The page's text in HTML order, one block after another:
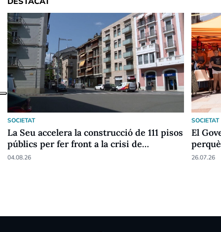
SOCIETAT
La Seu accelera la construcció de 111 pisos
públics per fer front a la crisi de
l'habitatge
04.08.26
SOCIETAT
El
26.07.26